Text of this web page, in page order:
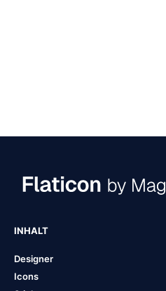
INHALT
Designer
Icons